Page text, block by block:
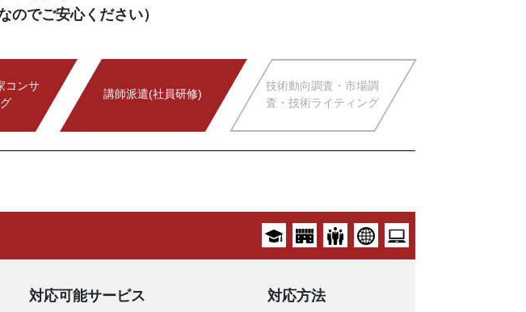
のでご安心ください）
コンサ
講師派遣(社員研修)
技術動向調査・市場調
査・技術ライティング
対応可能サービス 対応方法